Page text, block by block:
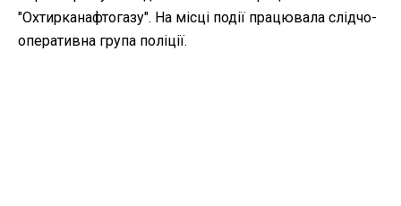
"Охтирканафтогазу". На місці події працювала слідчо-
оперативна група поліції.